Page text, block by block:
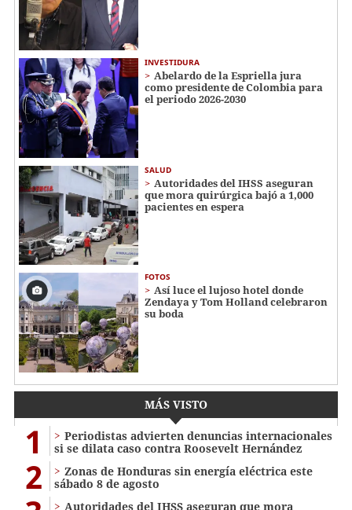
INVESTIDURA
Abelardo de la Espriella jura
como presidente de Colombia para
el periodo 2026-2030
SALUD
Autoridades del IHSS aseguran
que mora quirúrgica bajó a 1,000
pacientes en espera
FOTOS
Así luce el lujoso hotel donde
Zendaya y Tom Holland celebraron
su boda
MÁS VISTO
1
Periodistas advierten denuncias internacionales
si se dilata caso contra Roosevelt Hernández
2
Zonas de Honduras sin energía eléctrica este
sábado 8 de agosto
Autoridades del IHSS aseguran que mora